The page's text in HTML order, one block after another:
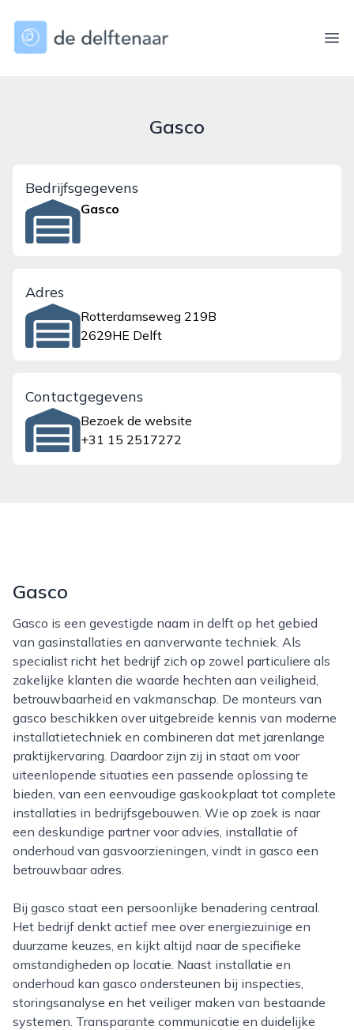
dedelftenaar.nl
Gasco
Bedrijfsgegevens
Gasco
Adres
Rotterdamseweg 219B
2629HE Delft
Contactgegevens
Bezoek de website
+31 15 2517272
Gasco
Gasco is een gevestigde naam in delft op het gebied
van gasinstallaties en aanverwante techniek. Als
specialist richt het bedrijf zich op zowel particuliere als
zakelijke klanten die waarde hechten aan veiligheid,
betrouwbaarheid en vakmanschap. De monteurs van
gasco beschikken over uitgebreide kennis van moderne
installatietechniek en combineren dat met jarenlange
praktijkervaring. Daardoor zijn zij in staat om voor
uiteenlopende situaties een passende oplossing te
bieden, van een eenvoudige gaskookplaat tot complete
installaties in bedrijfsgebouwen. Wie op zoek is naar
een deskundige partner voor advies, installatie of
onderhoud van gasvoorzieningen, vindt in gasco een
betrouwbaar adres.
Bij gasco staat een persoonlijke benadering centraal.
Het bedrijf denkt actief mee over energiezuinige en
duurzame keuzes, en kijkt altijd naar de specifieke
omstandigheden op locatie. Naast installatie en
onderhoud kan gasco ondersteunen bij inspecties,
storingsanalyse en het veiliger maken van bestaande
systemen. Transparante communicatie en duidelijke